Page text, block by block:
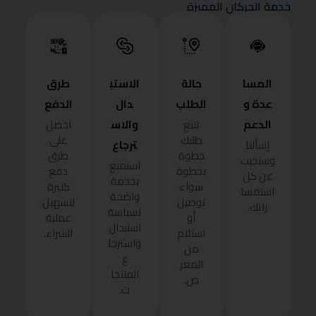
خدمة الحركان المميزة
المسا
عدة و
الدعم
إسألنا
وسنجيب
عن كل
استفسا
راتك.
حالة
الطلب
تتبع
طلبك
خطوة
بخطوة
سواء
توصيل
أو
استلام
من
المعر
ض.
الاستب
دال
والاس
ترجاع
استمتع
بخدمة
واضحة
لسياسة
استبدال
واسترجا
ع
المنتجا
ت.
طرق
الدفع
احصل
على
طرق
دفع
كثيرة
لتسهيل
عملية
الشراء.